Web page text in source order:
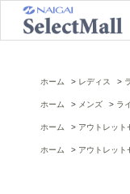
ホーム レディス
ホーム メンズ ラ
ホーム アウトレット
ホーム アウトレット